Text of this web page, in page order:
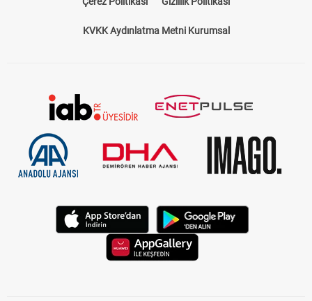
KVKK Aydınlatma Metni Kurumsal